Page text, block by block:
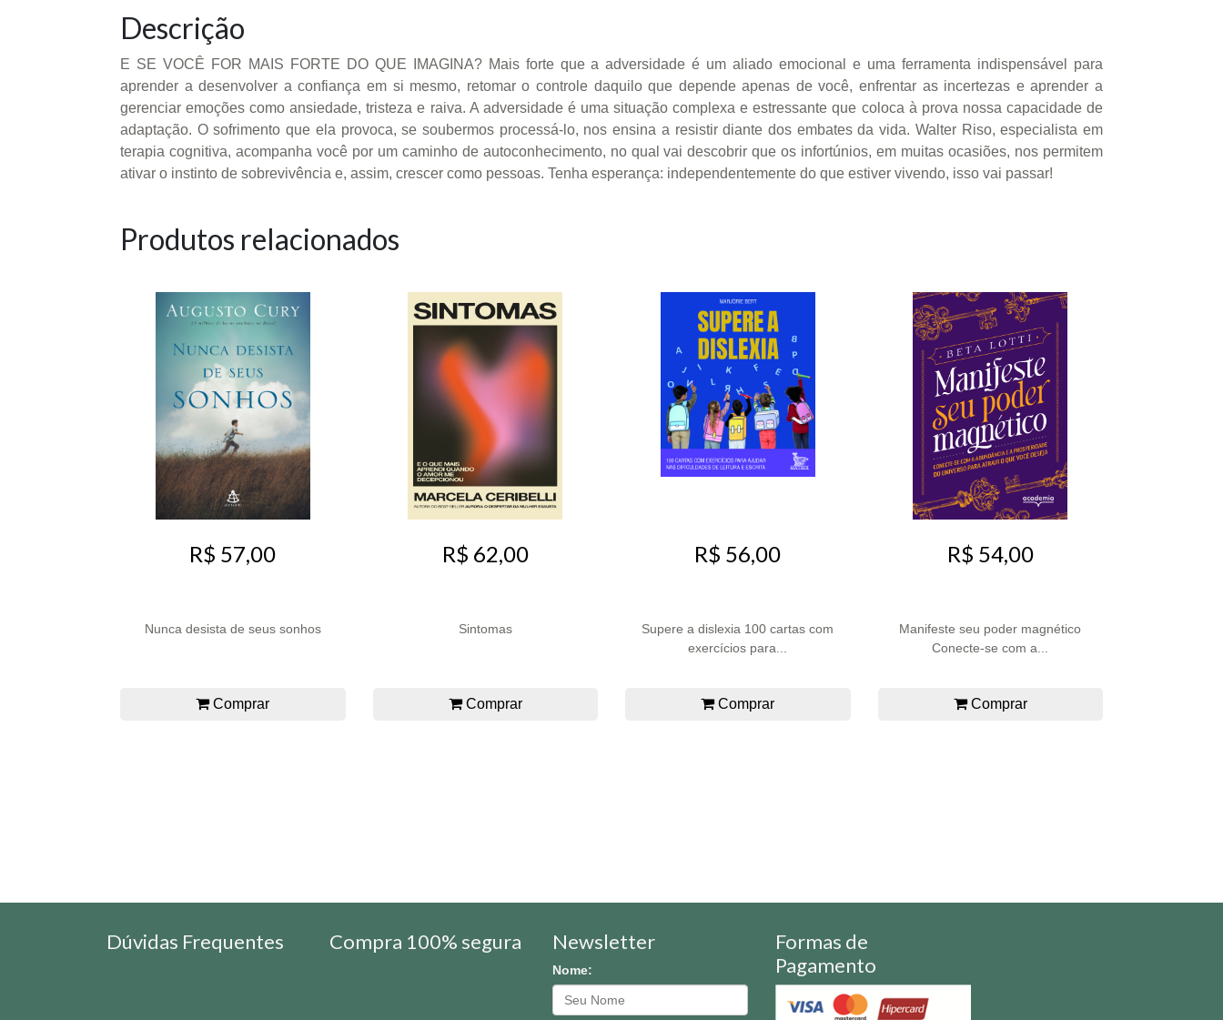
Descrição
E SE VOCÊ FOR MAIS FORTE DO QUE IMAGINA? Mais forte que a adversidade é um aliado emocional e uma ferramenta indispensável para
aprender a desenvolver a confiança em si mesmo, retomar o controle daquilo que depende apenas de você, enfrentar as incertezas e aprender a
gerenciar emoções como ansiedade, tristeza e raiva. A adversidade é uma situação complexa e estressante que coloca à prova nossa capacidade de
adaptação. O sofrimento que ela provoca, se soubermos processá-lo, nos ensina a resistir diante dos embates da vida. Walter Riso, especialista em
terapia cognitiva, acompanha você por um caminho de autoconhecimento, no qual vai descobrir que os infortúnios, em muitas ocasiões, nos permitem
ativar o instinto de sobrevivência e, assim, crescer como pessoas. Tenha esperança: independentemente do que estiver vivendo, isso vai passar!
Produtos relacionados
R$ 57,00
Nunca desista de seus sonhos
Comprar
R$ 62,00
Sintomas
Comprar
R$ 56,00
Supere a dislexia 100 cartas com
exercícios para...
Comprar
R$ 54,00
Manifeste seu poder magnético
Conecte-se com a...
Comprar
Dúvidas Frequentes Compra 100% segura Newsletter
Nome:
Formas de
Pagamento